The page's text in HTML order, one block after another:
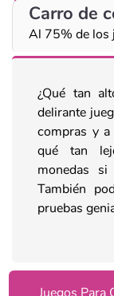
Carro de
Al 75% de los
¿Qué tan
delirante
compras y
qué tan
monedas
También
pruebas